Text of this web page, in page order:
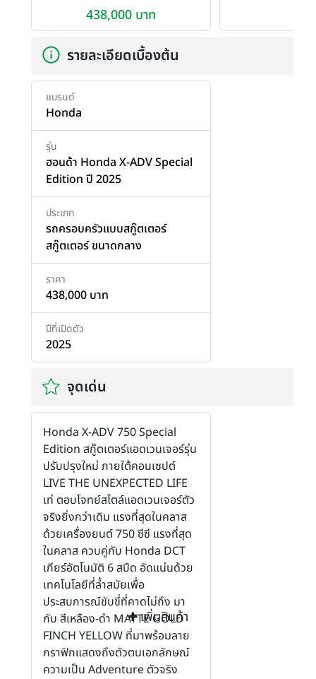
438,000 บาท
เพิ่มสินค้า
รายละเอียดเบื้องต้น
แบรนด์
Honda
รุ่น
ฮอนด้า Honda X-ADV Special
Edition ปี 2025
ประเภท
รถครอบครัวแบบสกู๊ตเตอร์
สกู๊ตเตอร์ ขนาดกลาง
ราคา
438,000 บาท
ปีที่เปิดตัว
2025
จุดเด่น
Honda X-ADV 750 Special
Edition สกู๊ตเตอร์แอดเวนเจอร์รุ่น
ปรับปรุงใหม่ ภายใต้คอนเซปต์
LIVE THE UNEXPECTED LIFE
เท่ ตอบโจทย์สไตล์แอดเวนเจอร์ตัว
จริงยิ่งกว่าเดิม แรงที่สุดในคลาส
ด้วยเครื่องยนต์ 750 ซีซี แรงที่สุด
ในคลาส ควบคู่กับ Honda DCT
เกียร์อัตโนมัติ 6 สปีด อัดแน่นด้วย
เทคโนโลยีที่ล้ำสมัยเพื่อ
ประสบการณ์ขับขี่ที่คาดไม่ถึง มา
กับ สีเหลือง-ดำ MATTE GOLD
FINCH YELLOW ที่มาพร้อมลาย
กราฟิกแสดงถึงตัวตนเอกลักษณ์
ความเป็น Adventure ตัวจริง